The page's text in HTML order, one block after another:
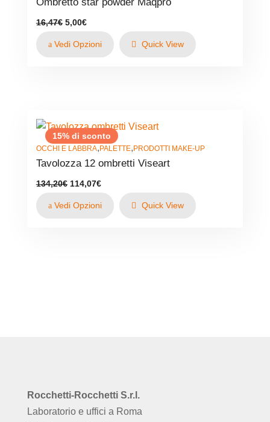
Ombretto star powder Maqpro
16,47€ Il
originale
era:
5,00€Il
attuale
è:
Vedi Opzioni Quick View
15% di sconto
OCCHI E LABBRA,PALETTE,PRODOTTI MAKE-UP
Tavolozza 12 ombretti Viseart
134,20€ Il
era:
114,07€Il
è:
Vedi Opzioni Quick View
Rocchetti-Rocchetti S.r.l.
Laboratorio e uffici a Roma